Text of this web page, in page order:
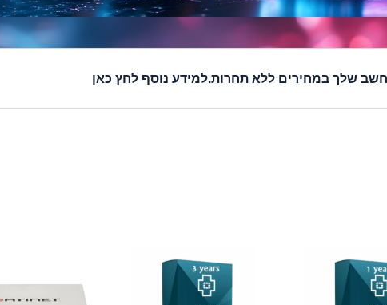
שלך במחירים ללא תחרות.למידע נוסף לחץ כאן